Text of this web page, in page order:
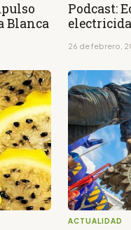
Blanca
Podcast:
26 de febrero,
ACTUALIDAD